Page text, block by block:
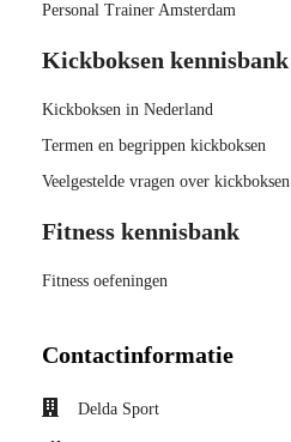
Personal Trainer Amsterdam
Kickboksen kennisbank
Kickboksen in Nederland
Termen en begrippen kickboksen
Veelgestelde vragen over kickboksen
Fitness kennisbank
Fitness oefeningen
Contactinformatie
Delda Sport